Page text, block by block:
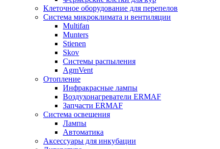
Клеточное оборудование для перепелов
Система микроклимата и вентиляции
Multifan
Munters
Stienen
Skov
Системы распыления
AgmVent
Отопление
Инфракрасные лампы
Воздухонагреватели ERMAF
Запчасти ERMAF
Система освещения
Лампы
Автоматика
Аксессуары для инкубации